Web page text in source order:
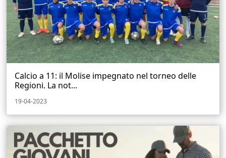
Calcio a 11: il Molise impegnato nel torneo delle
Regioni. La not...
19-04-2023